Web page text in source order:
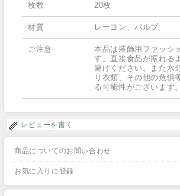
枚数 20枚
材質 レーヨン、パルプ
ご注意
本品は装飾用ファッシ
す。直接食品が振れる
避けください。また水
り衣類、その他の危惧
る可能性がございます。
レビューを書く
商品についてのお問い合わせ
お気に入りに登録